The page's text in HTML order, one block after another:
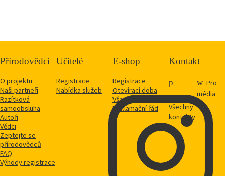
Přírodovědci
O projektu
Naši partneři
Razítková
samoobsluha
Autoři
Vědci
Zeptejte se
přírodovědců
FAQ
Výhody registrace
Učitelé
Registrace
Nabídka služeb
E-shop
Registrace
Otevírací doba
Vše o nákupu
Reklamační řád
Kontakt
Všechny
kontakty
Pro
média